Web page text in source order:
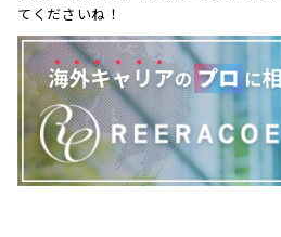
てくださいね！